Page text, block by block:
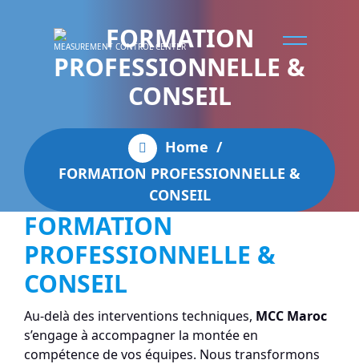
MEASUREMENT CONTROL CENTER
FORMATION
PROFESSIONNELLE &
CONSEIL
Home /
FORMATION PROFESSIONNELLE &
CONSEIL
FORMATION
PROFESSIONNELLE &
CONSEIL
Au-delà des interventions techniques, MCC Maroc
s’engage à accompagner la montée en
compétence de vos équipes. Nous transformons